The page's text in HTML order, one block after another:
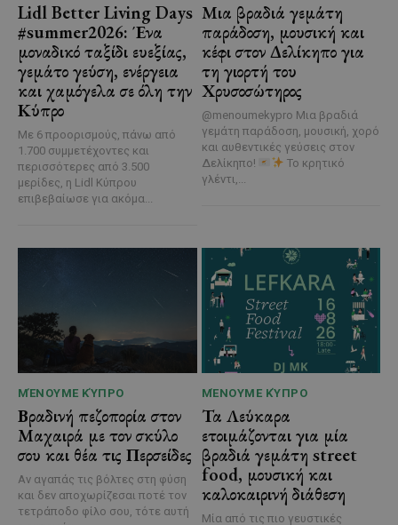
Lidl Better Living Days
#summer2026: Ένα
μοναδικό ταξίδι ευεξίας,
γεμάτο γεύση, ενέργεια
και χαμόγελα σε όλη την
Κύπρο
Με 6 προορισμούς, πάνω από
1.700 συμμετέχοντες και
περισσότερες από 3.500
μερίδες, η Lidl Κύπρου
επιβεβαίωσε για ακόμα...
Μια βραδιά γεμάτη
παράδοση, μουσική και
κέφι στον Δελίκηπο για
τη γιορτή του
Χρυσοσώτηρος
@menoumekypro Μια βραδιά
γεμάτη παράδοση, μουσική, χορό
και αυθεντικές γεύσεις στον
Δελίκηπο!
Το κρητικό
γλέντι,...
ΜΈΝΟΥΜΕ ΚΎΠΡΟ
Βραδινή πεζοπορία στον
Μαχαιρά με τον σκύλο
σου και θέα τις Περσείδες
Αν αγαπάς τις βόλτες στη φύση
και δεν αποχωρίζεσαι ποτέ τον
τετράποδο φίλο σου, τότε αυτή
ΜΈΝΟΥΜΕ ΚΎΠΡΟ
Τα Λεύκαρα
ετοιμάζονται για μία
βραδιά γεμάτη street
food, μουσική και
καλοκαιρινή διάθεση
Μία από τις πιο γευστικές